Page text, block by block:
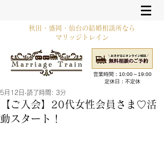
秋田・盛岡・仙台の結婚相談所なら
マリッジトレイン
営業時間：10:00～19:00​
定休日：不定休
【ご入会】20代女性会員さま♡活
動スタート！
5月12日 読了時間: 3分